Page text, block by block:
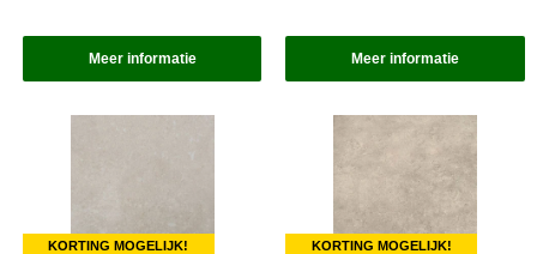
Meer informatie Meer informatie
KORTING MOGELIJK! KORTING MOGELIJK!